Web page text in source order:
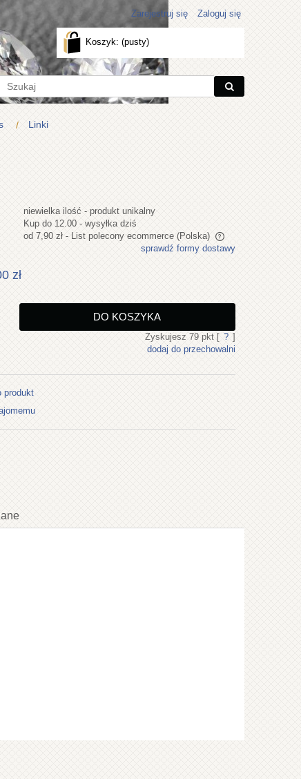
Zarejestruj się Zaloguj się
Koszyk: (pusty)
Linki
niewielka ilość - produkt unikalny
Kup do 12.00 - wysyłka dziś
od 7,90 zł - List polecony ecommerce (Polska)
sprawdź formy dostawy
zł
DO KOSZYKA
Zyskujesz 79pkt [ ? ]
dodaj do przechowalni
produkt
kosztów